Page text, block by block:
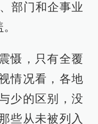
部门和企事业
慑，只有全覆
情况看，各地
少的区别，没
些从未被列入